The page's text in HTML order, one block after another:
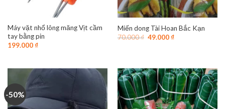
Máy vặt nhổ lông măng Vịt cầm
tay bằng pin
199.000₫
Miến dong Tài Hoan Bắc Kạn
70.000₫ Giá
49.000₫Giá
-50%